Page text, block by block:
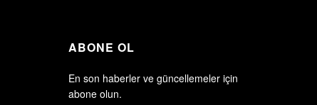
ABONE OL
En son haberler ve güncellemeler için
abone olun.